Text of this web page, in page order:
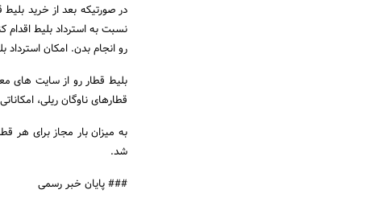
نسبت به استرداد بلیط اقدام
رو انجام بدن. امکان استرداد
بلیط قطار رو از سایت های
قطارهای ناوگان ریلی، امکاناتی مانند استرداد
به میزان بار مجاز برای هر
شد.
### پایان خبر رسمی